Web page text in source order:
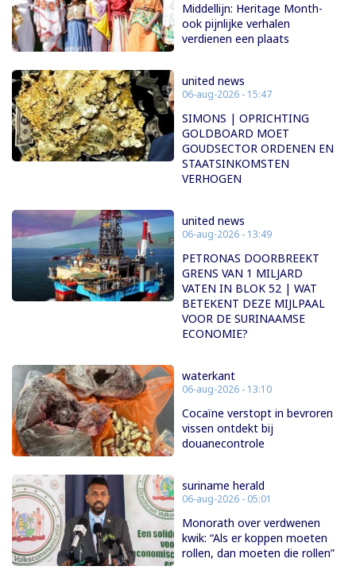
Middellijn: Heritage Month-
ook pijnlijke verhalen
verdienen een plaats
united news
06-aug-2026 - 15:47
SIMONS | OPRICHTING
GOLDBOARD MOET
GOUDSECTOR ORDENEN EN
STAATSINKOMSTEN
VERHOGEN
united news
06-aug-2026 - 13:49
PETRONAS DOORBREEKT
GRENS VAN 1 MILJARD
VATEN IN BLOK 52 | WAT
BETEKENT DEZE MIJLPAAL
VOOR DE SURINAAMSE
ECONOMIE?
waterkant
06-aug-2026 - 13:10
Cocaïne verstopt in bevroren
vissen ontdekt bij
douanecontrole
suriname herald
06-aug-2026 - 05:01
Monorath over verdwenen
kwik: “Als er koppen moeten
rollen, dan moeten die rollen”